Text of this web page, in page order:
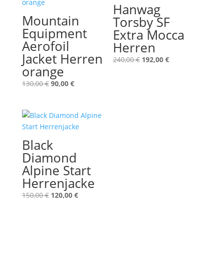
Mountain
Equipment
Aerofoil
Jacket Herren
orange
130,00€ Ursprünglicher
130,00 €
90,00 €Aktueller
90,00 €.
Hanwag
Torsby SF
Extra Mocca
Herren
240,00€ Ursprünglicher
192,00€Aktueller
Black
Diamond
Alpine Start
Herrenjacke
150,00€ Ursprünglicher
120,00 €Aktueller